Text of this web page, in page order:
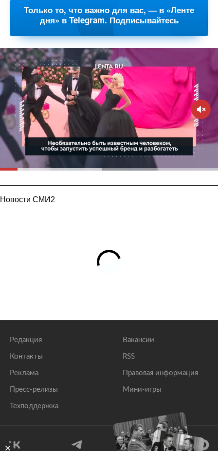
Только то, что важно для вас, — в «Ленте
дня» в Telegram. Подписывайтесь
Новости СМИ2
Редакция
Контакты
Реклама
Пресс-релизы
Техподдержка
Вакансии
RSS
Правовая информация
Мини-игры